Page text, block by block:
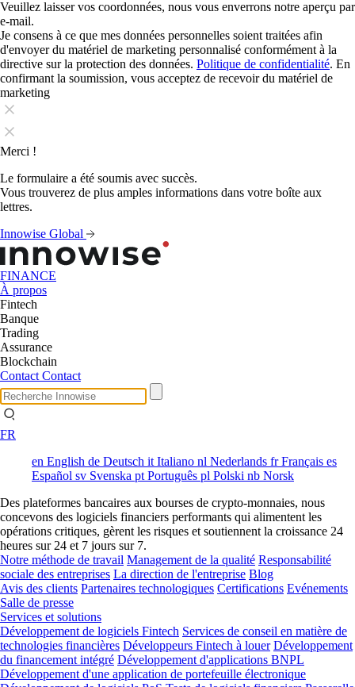
Veuillez laisser vos coordonnées, nous vous enverrons notre aperçu par
e-mail.
Je consens à ce que mes données personnelles soient traitées afin
d'envoyer du matériel de marketing personnalisé conformément à la
directive sur la protection des données. Politique de confidentialité. En
confirmant la soumission, vous acceptez de recevoir du matériel de
marketing
Merci !
Le formulaire a été soumis avec succès.
Vous trouverez de plus amples informations dans votre boîte aux
lettres.
Innowise Global
FINANCE
À propos
Fintech
Banque
Trading
Assurance
Blockchain
Contact Contact
FR
en English de Deutsch it Italiano nl Nederlands frFrançais es
Español sv Svenska pt Português pl Polski nb Norsk
Des plateformes bancaires aux bourses de crypto-monnaies, nous
concevons des logiciels financiers performants qui alimentent les
opérations critiques, gèrent les risques et soutiennent la croissance 24
heures sur 24 et 7 jours sur 7.
Notre méthode de travail Management de la qualité Responsabilité
sociale des entreprises La direction de l'entreprise Blog
Avis des clients Partenaires technologiques Certifications Evénements
Salle de presse
Services et solutions
Développement de logiciels Fintech Services de conseil en matière de
technologies financières Développeurs Fintech à louer Développement
du financement intégré Développement d'applications BNPL
Développement d'une application de portefeuille électronique